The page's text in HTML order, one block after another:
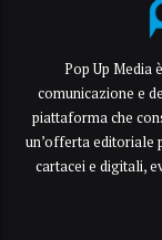
Pop Up Media
comunicazione e
piattaforma che
un’offerta editoriale
cartacei e digitali,